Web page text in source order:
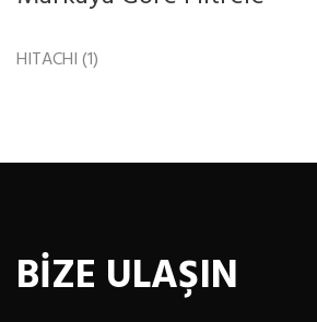
HITACHI(1)
BİZE ULAŞIN